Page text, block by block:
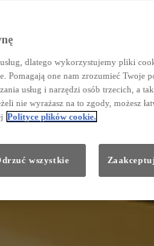
dlatego wykorzystujemy pliki
Pomagają one nam zrozumieć Twoje
usług i narzędzi osób trzecich, a
nie wyrażasz na to zgody, możesz
Polityce plików cookie.
wszystkie